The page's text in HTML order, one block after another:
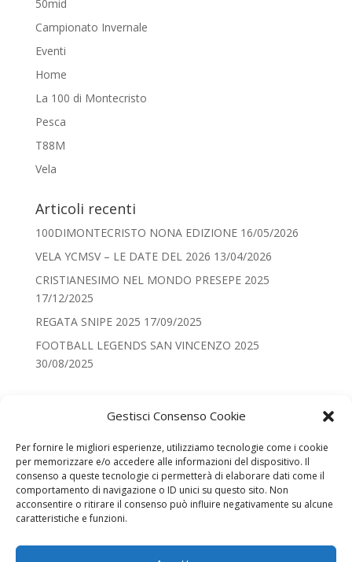
Gestisci Consenso Cookie
Per fornire le migliori esperienze, utilizziamo tecnologie come i cookie
per memorizzare e/o accedere alle informazioni del dispositivo. Il
consenso a queste tecnologie ci permetterà di elaborare dati come il
comportamento di navigazione o ID unici su questo sito. Non
acconsentire o ritirare il consenso può influire negativamente su alcune
caratteristiche e funzioni.
50mid
Campionato Invernale
Eventi
Home
La 100 di Montecristo
Pesca
T88M
Vela
Articoli recenti
100DIMONTECRISTO NONA EDIZIONE 16/05/2026
VELA YCMSV – LE DATE DEL 2026 13/04/2026
CRISTIANESIMO NEL MONDO PRESEPE 2025
17/12/2025
REGATA SNIPE 2025 17/09/2025
FOOTBALL LEGENDS SAN VINCENZO 2025
30/08/2025
Recenti
100DIMONTECRISTO NONA EDIZIONE
VELA YCMSV – LE DATE DEL 2026
CRISTIANESIMO NEL MONDO PRESEPE 2025